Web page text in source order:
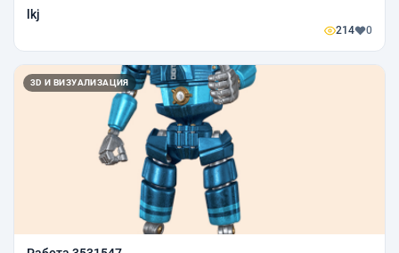
lkj
214 0
3D И ВИЗУАЛИЗАЦИЯ